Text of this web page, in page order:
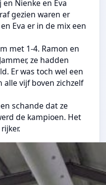
Nienke en Eva
gezien waren er
Eva er in de mix een
met 1-4. Ramon en
ze hadden
Er was toch wel een
alle vijf boven zichzelf
schande dat ze
de kampioen. Het